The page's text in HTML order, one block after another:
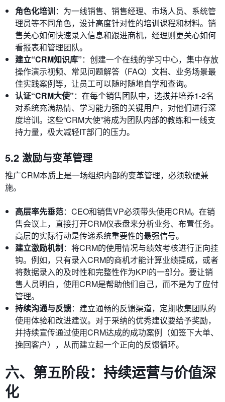
角色化培训：为一线销售、销售经理、市场人员、系统管
理员等不同角色，设计高度针对性的培训课程和材料。销
售关心如何快速录入信息和跟进商机，经理则更关心如何
看报表和管理团队。
建立“CRM知识库”：创建一个在线的学习中心，集中存放
操作演示视频、常见问题解答（FAQ）文档、业务场景最
佳实践案例等，让员工可以随时随地自学和查询。
认证“CRM大使”：在每个销售团队中，选拔并培养1-2名
对系统充满热情、学习能力强的关键用户，对他们进行深
度培训。这些“CRM大使”将成为团队内部的教练和一线支
持力量，极大减轻IT部门的压力。
5.2 激励与变革管理
推广CRM本质上是一场组织内部的变革管理，必须软硬兼
施。
高层率先垂范：CEO和销售VP必须带头使用CRM。在销
售会议上，直接打开CRM仪表盘来分析业务、布置任务。
高层的实际行动是传递系统重要性的最强信号。
建立激励机制：将CRM的使用情况与绩效考核进行正向挂
钩。例如，只有录入CRM的商机才能计算业绩提成，或者
将数据录入的及时性和完整性作为KPI的一部分。要让销
售人员明白，使用CRM是帮助他们自己，而不是为了应付
管理。
持续沟通与反馈：建立通畅的反馈渠道，定期收集团队的
使用体验和改进建议。对于采纳的优秀建议要给予奖励，
并持续宣传通过使用CRM达成的成功案例（如签下大单、
挽回客户），从而建立起一个正向的反馈循环。
六、第五阶段：持续运营与价值深
化